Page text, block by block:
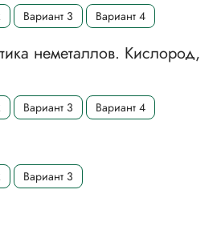
Вариант 3 Вариант 4
неметаллов. Кислород,
Вариант 3 Вариант 4
Вариант 3